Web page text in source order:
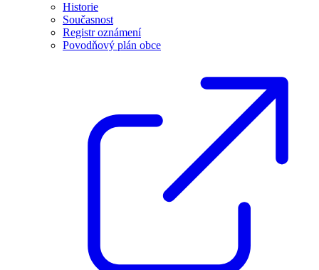
Historie
Současnost
Registr oznámení
Povodňový plán obce